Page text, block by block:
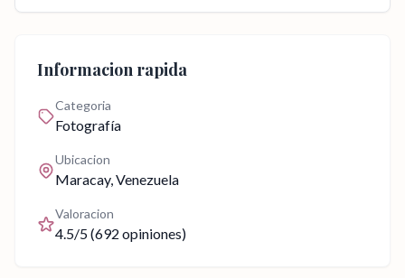
Informacion rapida
Categoria
Fotografía
Ubicacion
Maracay, Venezuela
Valoracion
4.5/5 (692 opiniones)